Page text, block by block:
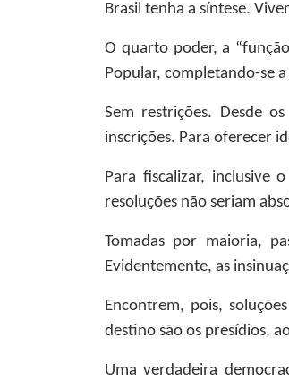
Brasil tenha a síntese.
O quarto poder, a
Popular, completando-se
Sem restrições. Desde
inscrições. Para oferecer
Para fiscalizar, inclusive
resoluções não seriam
Tomadas por maioria,
Evidentemente, as
Encontrem, pois,
destino são os presídios,
Uma verdadeira